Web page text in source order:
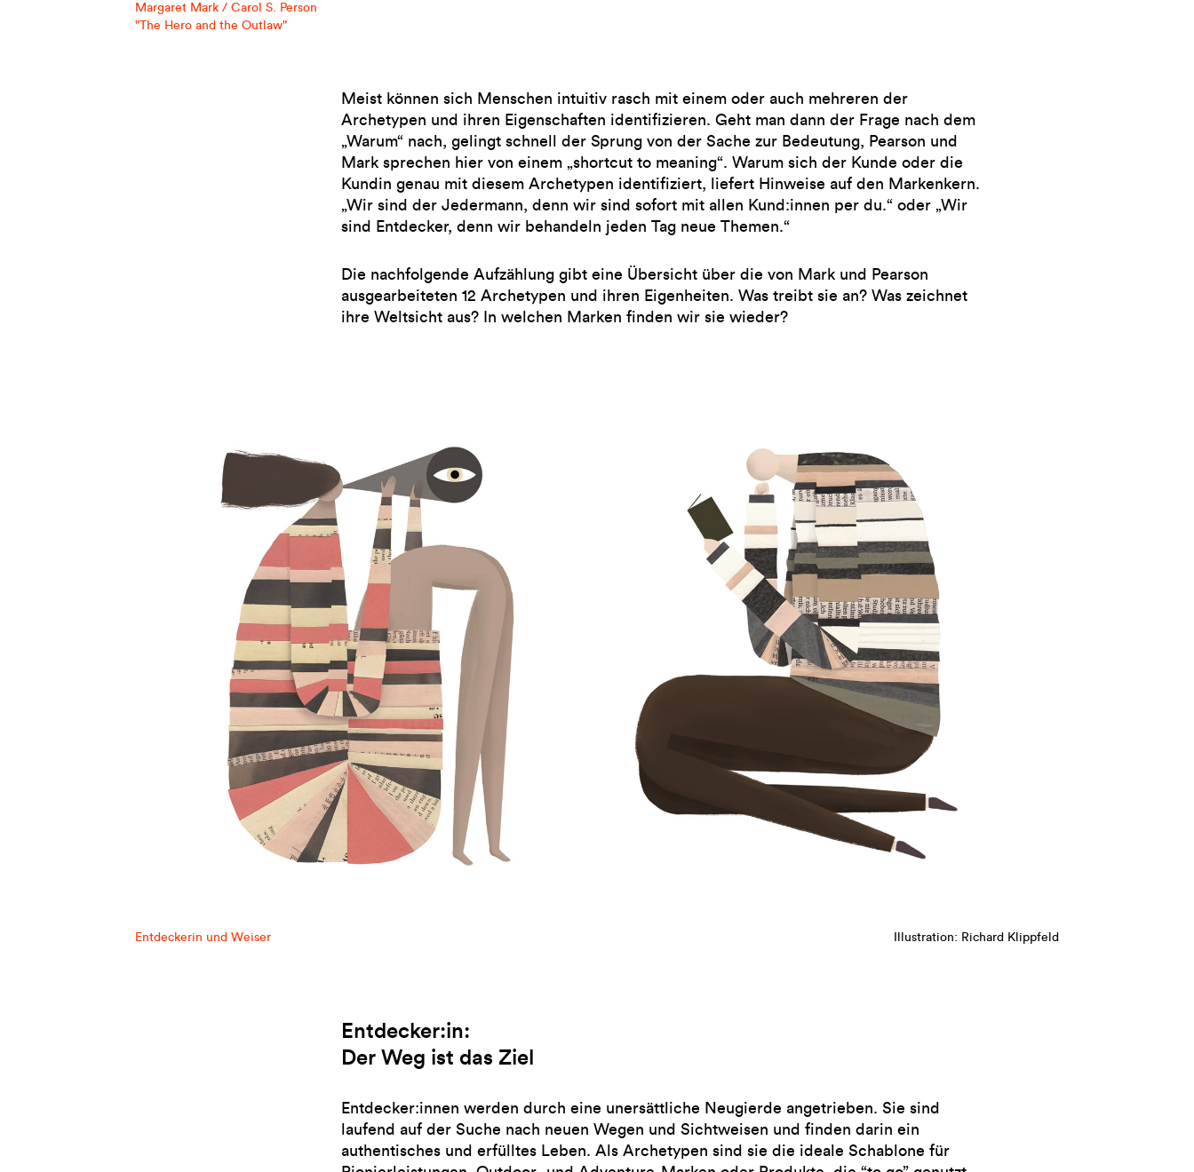
Margaret Mark / Carol S. Person
"The Hero and the Outlaw"
Meist können sich Menschen intuitiv rasch mit einem oder auch mehreren der
Archetypen und ihren Eigenschaften identifizieren. Geht man dann der Frage nach dem
„Warum“ nach, gelingt schnell der Sprung von der Sache zur Bedeutung, Pearson und
Mark sprechen hier von einem „shortcut to meaning“. Warum sich der Kunde oder die
Kundin genau mit diesem Archetypen identifiziert, liefert Hinweise auf den Markenkern.
„Wir sind der Jedermann, denn wir sind sofort mit allen Kund:innen per du.“ oder „Wir
sind Entdecker, denn wir behandeln jeden Tag neue Themen.“
Die nachfolgende Aufzählung gibt eine Übersicht über die von Mark und Pearson
ausgearbeiteten 12 Archetypen und ihren Eigenheiten. Was treibt sie an? Was zeichnet
ihre Weltsicht aus? In welchen Marken finden wir sie wieder?
Entdeckerin und Weiser Illustration: Richard Klippfeld
Entdecker:in:
Der Weg ist das Ziel
Entdecker:innen werden durch eine unersättliche Neugierde angetrieben. Sie sind
laufend auf der Suche nach neuen Wegen und Sichtweisen und finden darin ein
authentisches und erfülltes Leben. Als Archetypen sind sie die ideale Schablone für